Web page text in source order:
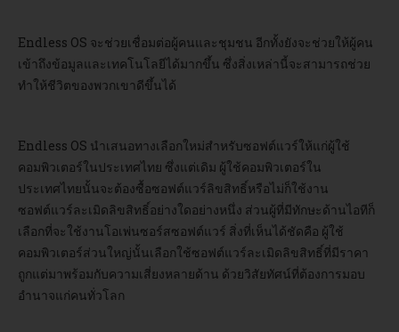
Endless OS จะช่วยเชื่อมต่อผู้คนและชุมชน อีกทั้งยังจะช่วยให้ผู้คน
เข้าถึงข้อมูลและเทคโนโลยีได้มากขึ้น ซึ่งสิ่งเหล่านี้จะสามารถช่วย
ทำให้ชีวิตของพวกเขาดีขึ้นได้
Endless OS นำเสนอทางเลือกใหม่สำหรับซอฟต์แวร์ให้แก่ผู้ใช้
คอมพิวเตอร์ในประเทศไทย ซึ่งแต่เดิม ผู้ใช้คอมพิวเตอร์ใน
ประเทศไทยนั้นจะต้องซื้อซอฟต์แวร์ลิขสิทธิ์หรือไม่ก็ใช้งาน
ซอฟต์แวร์ละเมิดลิขสิทธิ์อย่างใดอย่างหนึ่ง ส่วนผู้ที่มีทักษะด้านไอทีก็
เลือกที่จะใช้งานโอเพ่นซอร์สซอฟต์แวร์ สิ่งที่เห็นได้ชัดคือ ผู้ใช้
คอมพิวเตอร์ส่วนใหญ่นั้นเลือกใช้ซอฟต์แวร์ละเมิดลิขสิทธิ์ที่มีราคา
ถูกแต่มาพร้อมกับความเสี่ยงหลายด้าน ด้วยวิสัยทัศน์ที่ต้องการมอบ
อำนาจแก่คนทั่วโลก